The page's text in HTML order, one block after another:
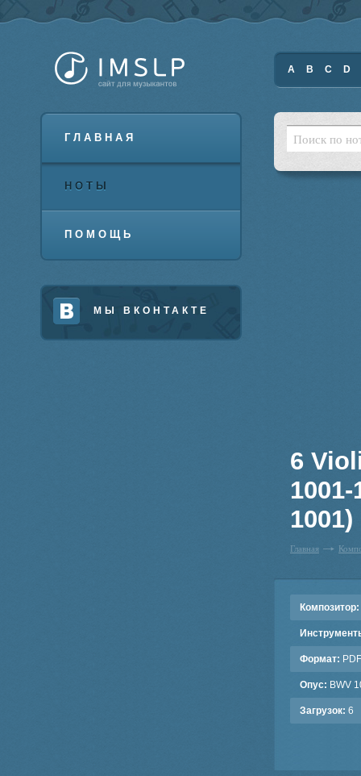
ГЛАВНАЯ
НОТЫ
ПОМОЩЬ
МЫ ВКОНТАКТЕ
A B C D
6
1001)
Главная
Композитор:
Формат: PDF
Опус: BWV
Загрузок: 6